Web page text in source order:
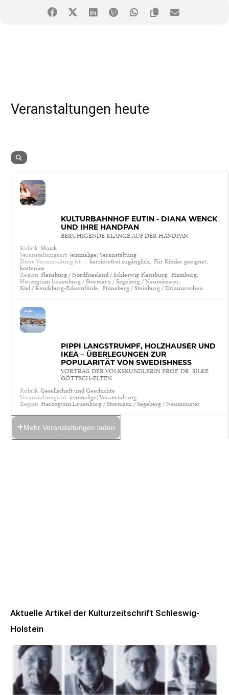
Veranstaltungen heute
KULTURBAHNHOF EUTIN - DIANA WENCK
UND IHRE HANDPAN
BERUHIGENDE KLÄNGE AUF DER HANDPAN
Rubrik Musik
Veranstaltungsart (einmalige) Veranstaltung
Diese Veranstaltung ist … barrierefrei zugänglich, Für Kinder geeignet,
kostenlos
Region Flensburg / Nordfriesland / Schleswig-Flensburg, Hamburg,
Herzogtum Lauenburg / Stormarn / Segeberg / Neumünster,
Kiel / Rendsburg-Eckernförde, Pinneberg / Steinburg / Dithmarschen
PIPPI LANGSTRUMPF, HOLZHÄUSER UND
IKEA – ÜBERLEGUNGEN ZUR
POPULARITÄT VON SWEDISHNESS
VORTRAG DER VOLKSKUNDLERIN PROF. DR. SILKE
GÖTTSCH-ELTEN
Rubrik Gesellschaft und Geschichte
Veranstaltungsart (einmalige) Veranstaltung
Region Herzogtum Lauenburg / Stormarn / Segeberg / Neumünster
Mehr Veranstaltungen laden
Aktuelle Artikel der Kulturzeitschrift Schleswig-
Holstein